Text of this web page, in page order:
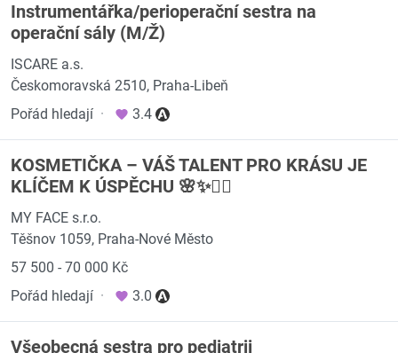
Instrumentářka/perioperační sestra na
operační sály (M/Ž)
ISCARE a.s.
Českomoravská 2510, Praha-Libeň
Pořád hledají · 3.4
KOSMETIČKA – VÁŠ TALENT PRO KRÁSU JE
KLÍČEM K ÚSPĚCHU 🌸✨💆‍♀️
MY FACE s.r.o.
Těšnov 1059, Praha-Nové Město
57 500 - 70 000 Kč
Pořád hledají · 3.0
Všeobecná sestra pro pediatrii